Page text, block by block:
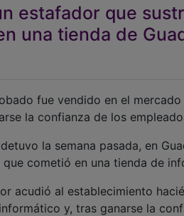
estafador que
una tienda de
fue vendido en el
la confianza de los
la semana pasada, en
cometió en una tienda de
acudió al establecimiento
y, tras ganarse la